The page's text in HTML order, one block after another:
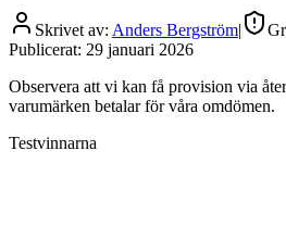
Skrivet av: Anders Bergström|
Publicerat: 29 januari 2026
Observera att vi kan få provision via
varumärken betalar för våra omdömen.
Testvinnarna